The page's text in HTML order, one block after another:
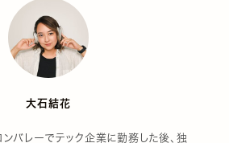
大石結花
バレーでテック企業に勤務した後、独